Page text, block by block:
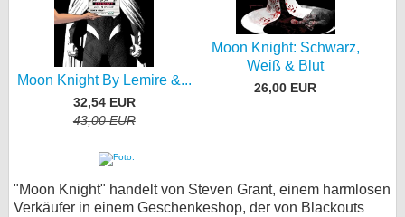
Moon Knight By Lemire &...
32,54 EUR
43,00 EUR
Moon Knight: Schwarz,
Weiß & Blut
26,00 EUR
"Moon Knight" handelt von Steven Grant, einem harmlosen
Verkäufer in einem Geschenkeshop, der von Blackouts